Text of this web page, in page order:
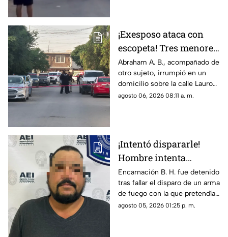
familiar.
¡Exesposo ataca con
escopeta! Tres menores
y una pareja resultan
gravemente heridos en
Ciudad Juárez
Abraham A. B., acompañado de
otro sujeto, irrumpió en un
domicilio sobre la calle Lauro
de Uranga; paramédicos
agosto 06, 2026 08:11 a. m.
¡Intentó dispararle!
Hombre intenta
asesinar a su esposa y
la asfixia en
Chihuahua
Encarnación B. H. fue detenido
tras fallar el disparo de un arma
de fuego con la que pretendía
privar de la vida a su pareja en
agosto 05, 2026 01:25 p. m.